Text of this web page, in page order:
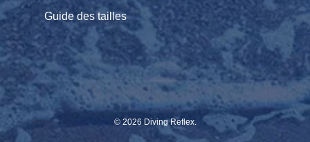
Guide des tailles
© 2026 Diving Reflex.